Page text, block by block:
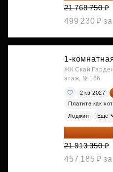
21 768 750 ₽
499 230 ₽ за
1-
ЖК Скай
этаж, №166
2 кв 2027
Платите как
Лоджия Ещё
19 064 615 ₽
21 913 350 ₽
457 185 ₽ за